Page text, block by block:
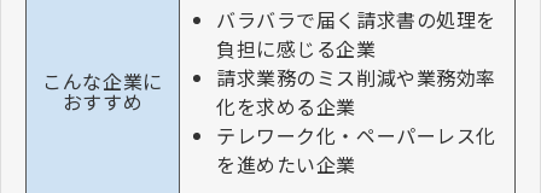
こんな企業に
おすすめ
バラバラで届く請求書の処理を
負担に感じる企業
請求業務のミス削減や業務効率
化を求める企業
テレワーク化・ペーパーレス化
を進めたい企業